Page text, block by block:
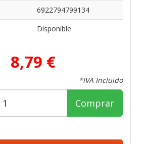
6922794799134
Disponible
8,79 €
*IVA Incluido
Comprar